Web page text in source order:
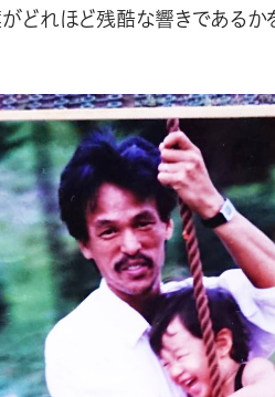
どれほど残酷な響きであるか